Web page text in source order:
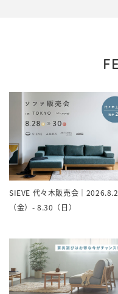
SIEVE 代々木販売会｜
（金）- 8.30（日）